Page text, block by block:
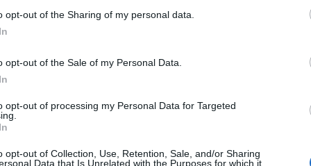
opt-out of the Sharing of my personal data.
opt-out of the Sale of my Personal Data.
opt-out of processing my Personal Data for Targeted
opt-out of Collection, Use, Retention, Sale, and/or Sharing
Data that Is Unrelated with the Purposes for which it
La fièvre jaune affecte les fonctions rénales et
peuvent donc rapidement devenir dramatiques. Les
d’intenses maux de tête, des nausées accompagnées
douleurs musculaires. En outre, il n’existe aucun
qui reste donc potentiellement mortelle. Le vaccin
Comment trouver un centre de vaccination gratuit contre